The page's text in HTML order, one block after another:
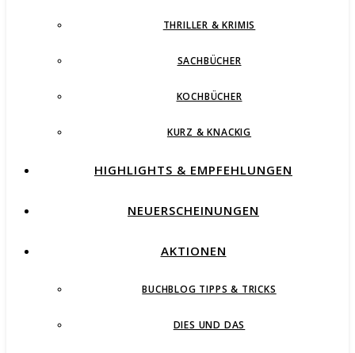
THRILLER & KRIMIS
SACHBÜCHER
KOCHBÜCHER
KURZ & KNACKIG
HIGHLIGHTS & EMPFEHLUNGEN
NEUERSCHEINUNGEN
AKTIONEN
BUCHBLOG TIPPS & TRICKS
DIES UND DAS